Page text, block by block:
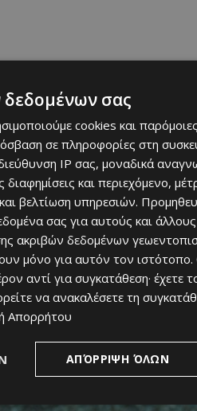
εμφάνισης έχειμικρή εμπορική
αυτά είναιπολύ εύγεστη.
, καθώς το πρώτο ραχιαίο πτερύγιό
δηλητηριώδεις αδένες ;
, από ένα σε κάθε βραγχιακό
επιπλοκές.
σας
cookies και
σε πληροφορίες στη
IP σας, μοναδικά
διαφημίσεις και περιεχόμενο,
βελτίωση υπηρεσιών.
σας για αυτούς και
ακριβών δεδομένων
μόνο για αυτόν τον
αντί για συγκατάθεση· έχετε
να ανακαλέσετε τη
Απορρήτου
ΑΠΌΡΡΙΨΗ ΌΛΩΝ